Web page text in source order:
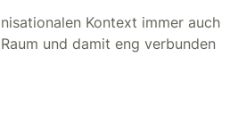
Kontext immer auch
und damit eng verbunden